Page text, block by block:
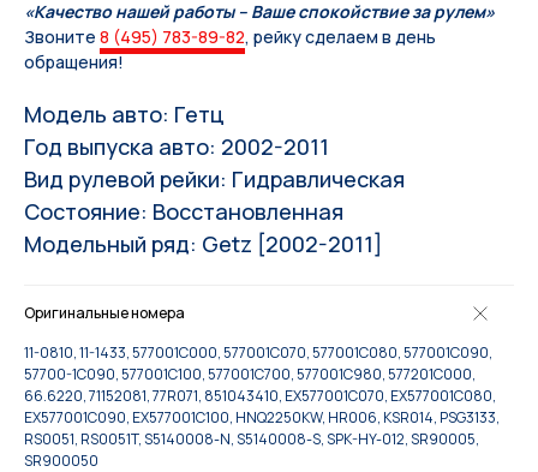
«Качество нашей работы – Ваше спокойствие за рулем»
Звоните 8 (495) 783-89-82, рейку сделаем в день
обращения!
Модель авто: Гетц
Год выпуска авто: 2002-2011
Вид рулевой рейки: Гидравлическая
Состояние: Восстановленная
Модельный ряд: Getz [2002-2011]
Оригинальные номера
11-0810, 11-1433, 577001C000, 577001C070, 577001C080, 577001C090,
57700-1C090, 577001C100, 577001C700, 577001C980, 577201C000,
66.6220, 71152081, 77R071, 851043410, EX577001C070, EX577001C080,
EX577001C090, EX577001C100, HNQ2250KW, HR006, KSR014, PSG3133,
RS0051, RS0051T, S5140008-N, S5140008-S, SPK-HY-012, SR90005,
SR900050